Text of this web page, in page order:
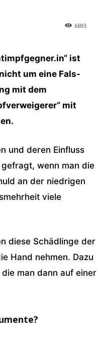
6693
ist
um eine Fals-
mit dem
mit
und deren Einfluss
wenn man die
an der niedrigen
viele
diese Schädlinge der
Hand nehmen. Dazu
man dann auf einer